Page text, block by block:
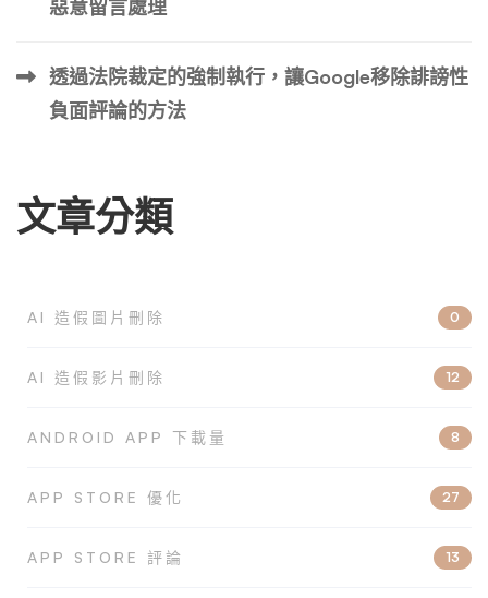
並不容易，成功案例更是少之又少。」 明遠開始深入研究
期必須是緩刑、輕微 […] …
惡意留言處理
透過法院裁定的強制執行，讓Google移除誹謗性
負面評論的方法
文章分類
AI 造假圖片刪除 0
AI 造假影片刪除 12
ANDROID APP 下載量 8
APP STORE 優化 27
APP STORE 評論 13